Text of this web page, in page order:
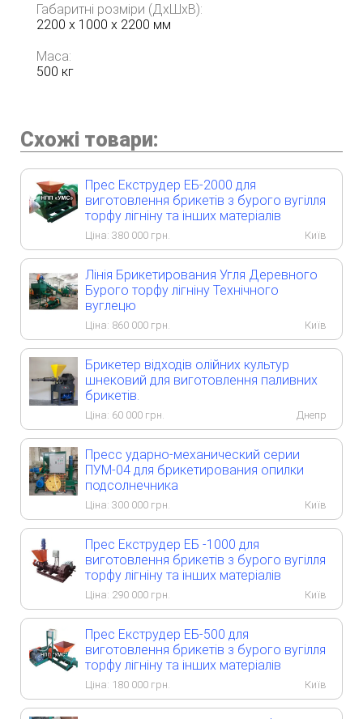
Габаритні розміри (ДхШхВ):
2200 х 1000 х 2200 мм
Маса:
500 кг
Схожі товари:
Прес Екструдер ЕБ-2000 для
виготовлення брикетів з бурого вугілля
торфу лігніну та інших матеріалів
Ціна: 380 000 грн. Київ
Лінія Брикетирования Угля Деревного
Бурого торфу лігніну Технічного
вуглецю
Ціна: 860 000 грн. Київ
Брикетер відходів олійних культур
шнековий для виготовлення паливних
брикетів.
Ціна: 60 000 грн. Днепр
Пресс ударно-механический серии
ПУМ-04 для брикетирования опилки
подсолнечника
Ціна: 300 000 грн. Київ
Прес Екструдер ЕБ -1000 для
виготовлення брикетів з бурого вугілля
торфу лігніну та інших матеріалів
Ціна: 290 000 грн. Київ
Прес Екструдер ЕБ-500 для
виготовлення брикетів з бурого вугілля
торфу лігніну та інших матеріалів
Ціна: 180 000 грн. Київ